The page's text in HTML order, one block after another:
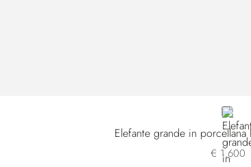
GREY
Elefante grande in porcellana
€ 1.600